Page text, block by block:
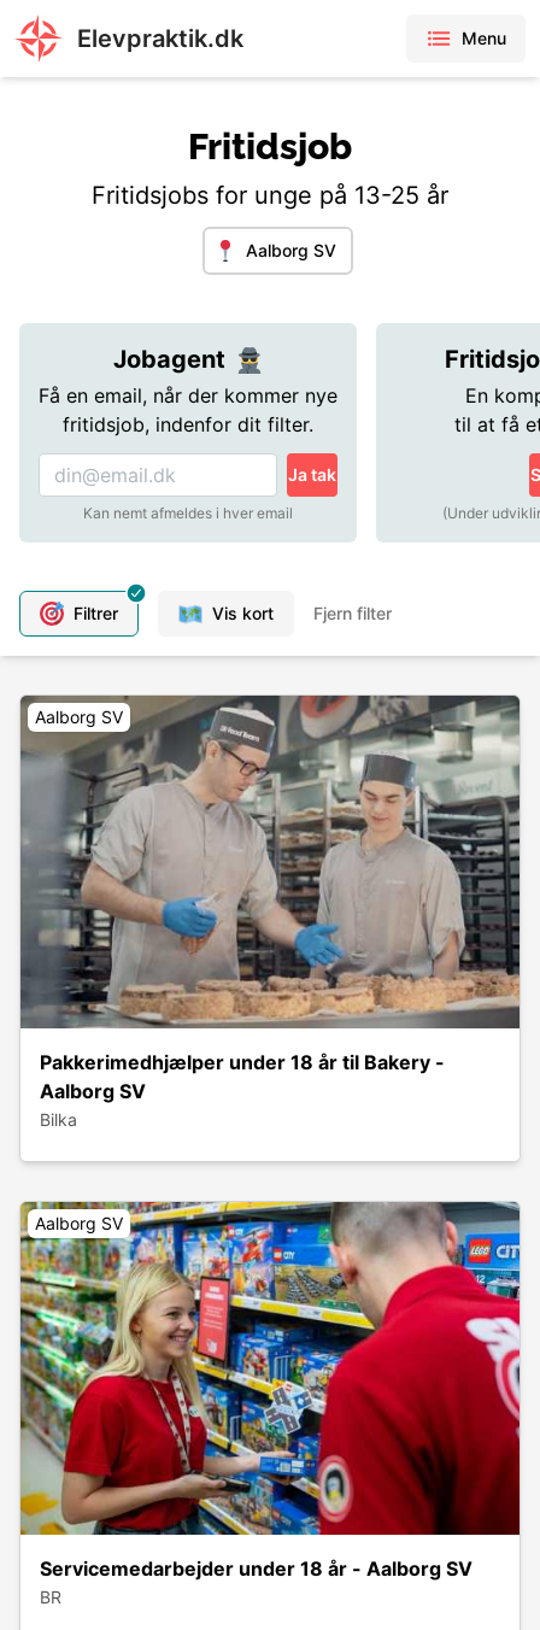
Elevpraktik.dk Menu
Fritidsjob
Fritidsjobs for unge på 13-25 år
Aalborg SV
Jobagent
Få en email, når der kommer nye
fritidsjob, indenfor dit filter.
Ja tak
Kan nemt afmeldes i hver email
En
til at få
(Under
Filtrer Vis kort Fjern filter
Aalborg SV
Pakkerimedhjælper under 18 år til Bakery -
Aalborg SV
Bilka
Aalborg SV
Servicemedarbejder under 18 år - Aalborg SV
BR